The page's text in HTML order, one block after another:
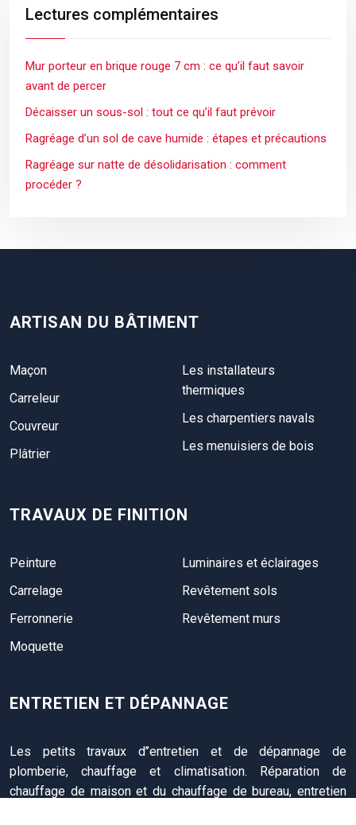
Lectures complémentaires
Mur porteur en brique rouge 7 cm : ce qu’il faut savoir
avant de percer
Décaisser un sous-sol : tout ce qu’il faut prévoir
Ragréage d’un sol de cave humide : étapes et précautions
Ragréage sur natte de désolidarisation : comment
procéder ?
ARTISAN DU BÂTIMENT
Maçon
Carreleur
Couvreur
Plâtrier
Les installateurs
thermiques
Les charpentiers navals
Les menuisiers de bois
TRAVAUX DE FINITION
Peinture
Carrelage
Ferronnerie
Moquette
Luminaires et éclairages
Revêtement sols
Revêtement murs
ENTRETIEN ET DÉPANNAGE
Les petits travaux d’’entretien et de dépannage de
plomberie, chauffage et climatisation. Réparation de
chauffage de maison et du chauffage de bureau, entretien